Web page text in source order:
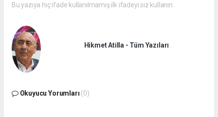
Bu yazıya hiç ifade kullanılmamış ilk ifadeyi siz kullanın.
Hikmet Atilla - Tüm Yazıları
Okuyucu Yorumları (0)